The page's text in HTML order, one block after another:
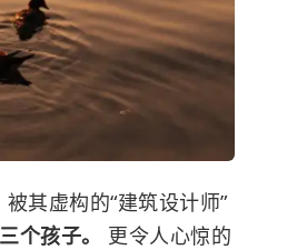
其虚构的“建筑设计师”
个孩子。 更令人心惊的